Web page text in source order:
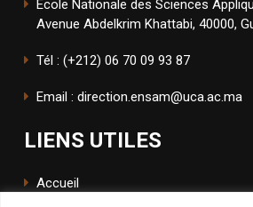
Ecole Nationale des Sciences
Avenue Abdelkrim Khattabi, 40000,
Tél : (+212) 06 70 09 93 87
Email : direction.ensam@uca.ac.ma
LIENS UTILES
Accueil